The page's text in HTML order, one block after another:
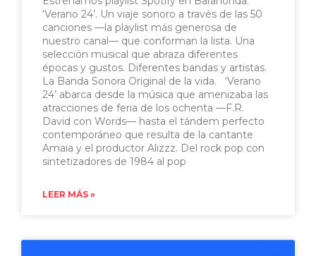
‘Verano 24’. Un viaje sonoro a través de las 50
canciones —la playlist más generosa de
nuestro canal— que conforman la lista. Una
selección musical que abraza diferentes
épocas y gustos. Diferentes bandas y artistas.
La Banda Sonora Original de la vida. ‘Verano
24’ abarca desde la música que amenizaba las
atracciones de feria de los ochenta —F.R.
David con Words— hasta el tándem perfecto
contemporáneo que resulta de la cantante
Amaia y el productor Alizzz. Del rock pop con
sintetizadores de 1984 al pop
LEER MÁS »